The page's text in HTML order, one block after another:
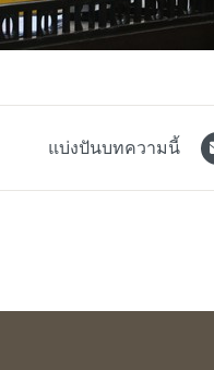
แบ่งปันบทความนี้